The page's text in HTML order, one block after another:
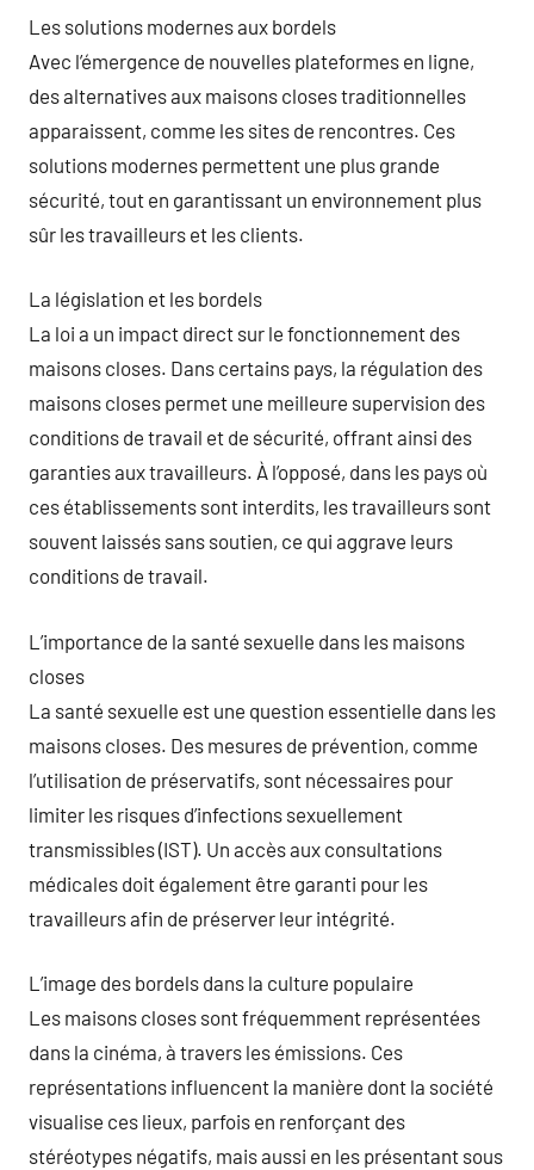
Les solutions modernes aux bordels
Avec l’émergence de nouvelles plateformes en ligne,
des alternatives aux maisons closes traditionnelles
apparaissent, comme les sites de rencontres. Ces
solutions modernes permettent une plus grande
sécurité, tout en garantissant un environnement plus
sûr les travailleurs et les clients.
La législation et les bordels
La loi a un impact direct sur le fonctionnement des
maisons closes. Dans certains pays, la régulation des
maisons closes permet une meilleure supervision des
conditions de travail et de sécurité, offrant ainsi des
garanties aux travailleurs. À l’opposé, dans les pays où
ces établissements sont interdits, les travailleurs sont
souvent laissés sans soutien, ce qui aggrave leurs
conditions de travail.
L’importance de la santé sexuelle dans les maisons
closes
La santé sexuelle est une question essentielle dans les
maisons closes. Des mesures de prévention, comme
l’utilisation de préservatifs, sont nécessaires pour
limiter les risques d’infections sexuellement
transmissibles (IST). Un accès aux consultations
médicales doit également être garanti pour les
travailleurs afin de préserver leur intégrité.
L’image des bordels dans la culture populaire
Les maisons closes sont fréquemment représentées
dans la cinéma, à travers les émissions. Ces
représentations influencent la manière dont la société
visualise ces lieux, parfois en renforçant des
stéréotypes négatifs, mais aussi en les présentant sous